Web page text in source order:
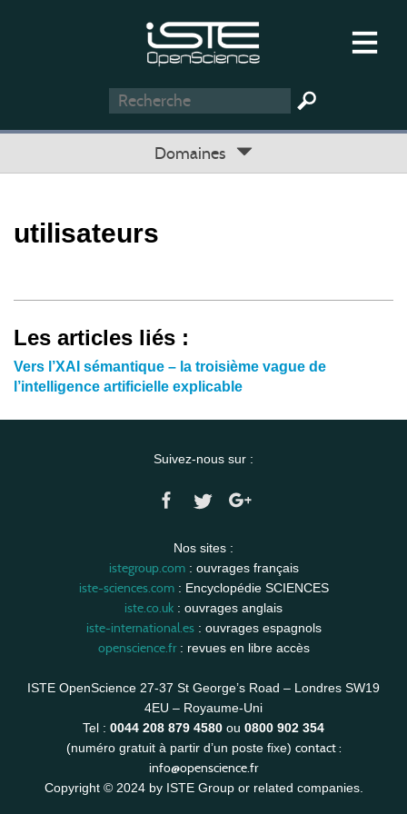
Domaines
utilisateurs
Les articles liés :
Vers l’XAI sémantique – la troisième vague de
l’intelligence artificielle explicable
Suivez-nous sur :
Nos sites :
istegroup.com: ouvrages français
iste-sciences.com: Encyclopédie SCIENCES
iste.co.uk : ouvrages anglais
iste-international.es: ouvrages espagnols
openscience.fr: revues en libre accès
ISTE OpenScience 27-37 St George’s Road – Londres SW19
4EU – Royaume-Uni
Tel : 0044 208 879 4580 ou 0800 902 354
(numéro gratuit à partir d’un poste fixe) contact :
info@openscience.fr
Copyright © 2024 by ISTE Group or related companies.